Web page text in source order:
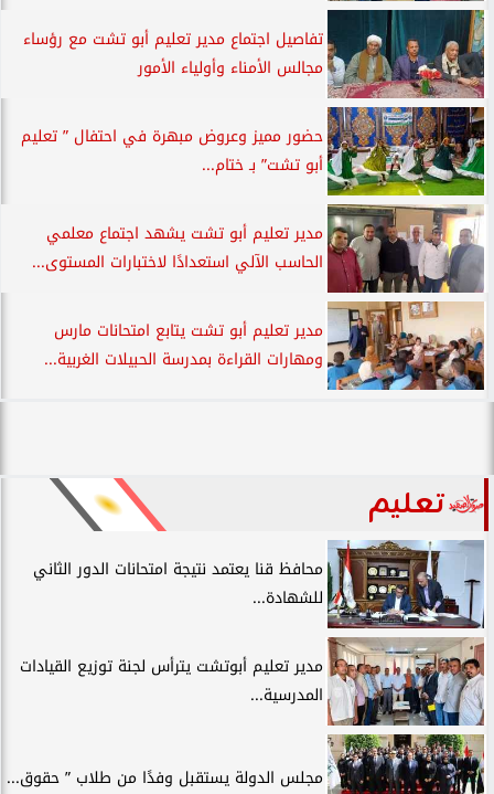
تفاصيل اجتماع مدير تعليم أبو تشت مع رؤساء
مجالس الأمناء وأولياء الأمور
حضور مميز وعروض مبهرة في احتفال ” تعليم
أبو تشت” بـ ختام...
مدير تعليم أبو تشت يشهد اجتماع معلمي
الحاسب الآلي استعدادًا لاختبارات المستوى...
مدير تعليم أبو تشت يتابع امتحانات مارس
ومهارات القراءة بمدرسة الحبيلات الغربية...
تعليم
محافظ قنا يعتمد نتيجة امتحانات الدور الثاني
للشهادة...
مدير تعليم أبوتشت يترأس لجنة توزيع القيادات
المدرسية...
مجلس الدولة يستقبل وفدًا من طلاب ” حقوق...